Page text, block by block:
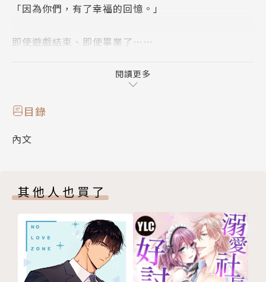
「因為你們，有了幸福的回憶。」
即使遊戲結束、即使畢業了……
作者簡介：
011年與編劇小杏桃協力在《夢夢》月刊上連載企劃單
價！接續前作的超人氣，2013年同樣和編劇小杏桃協
力在《夢夢》月刊上推出「戀愛教戰手冊」企劃單元，
擁有廣大讀者熱烈支持；經讀者熱烈敲碗轉型為長篇連
載，共５集完結。
閱讀更多
目錄
內文
其他人也買了